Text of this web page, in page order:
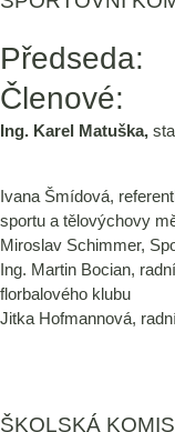
Předseda:
Členové:
Ing. Karel Matuška,
Ivana Šmídová,
sportu a tělovýchovy
Miroslav Schimmer,
Ing. Martin Bocian,
florbalového klubu
Jitka Hofmannová,
ŠKOLSKÁ